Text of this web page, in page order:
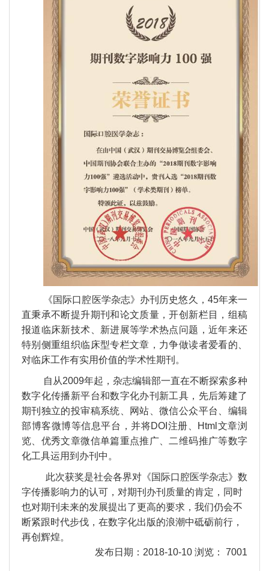
《国际口腔医学杂志》办刊历史悠久，45年来一
直秉承不断提升期刊和论文质量，开创新栏目，组稿
报道临床新技术、新进展等学术热点问题，近年来还
特别侧重组织临床型专栏文章，力争做读者爱看的、
对临床工作有实用价值的学术性期刊。
自从2009年起，杂志编辑部一直在不断探索多种
数字化传播新平台和数字化办刊新工具，先后筹建了
期刊独立的投审稿系统、网站、微信公众平台、编辑
部博客微博等信息平台，并将DOI注册、Html文章浏
览、优秀文章微信单篇重点推广、二维码推广等数字
化工具运用到办刊中。
此次获奖是社会各界对《国际口腔医学杂志》数
字传播影响力的认可，对期刊办刊质量的肯定，同时
也对期刊未来的发展提出了更高的要求，我们仍会不
断紧跟时代步伐，在数字化出版的浪潮中砥砺前行，
再创辉煌。
发布日期：2018-10-10 浏览： 7001